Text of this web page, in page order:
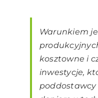
Warunkiem
kosztowne i
inwestycje,